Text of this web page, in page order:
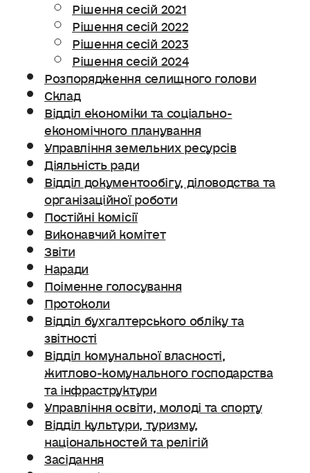
Рішення сесій 2021
Рішення сесій 2022
Рішення сесій 2023
Рішення сесій 2024
Розпорядження селищного голови
Склад
Відділ економіки та соціально-
економічного планування
Управління земельних ресурсів
Діяльність ради
Відділ документообігу, діловодства та
організаційної роботи
Постійні комісії
Виконавчий комітет
Звіти
Наради
Поіменне голосування
Протоколи
Відділ бухгалтерського обліку та
звітності
Відділ комунальної власності,
житлово-комунального господарства
та інфраструктури
Управління освіти, молоді та спорту
Відділ культури, туризму,
національностей та релігій
Засідання